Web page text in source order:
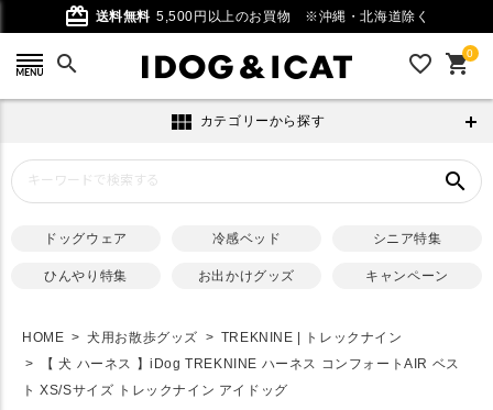
card_giftcard 送料無料 5,500円以上のお買物 ※沖縄・北海道除く
search favorite_outline 0
shopping_cart
view_module カテゴリーから探す
search
ドッグウェア 冷感ベッド シニア特集
ひんやり特集 お出かけグッズ キャンペーン
HOME 犬用お散歩グッズ
TREKNINE | トレックナイン
【 犬 ハーネス 】iDog TREKNINE ハーネス コンフォートAIR ベス
ト XS/Sサイズ トレックナイン アイドッグ